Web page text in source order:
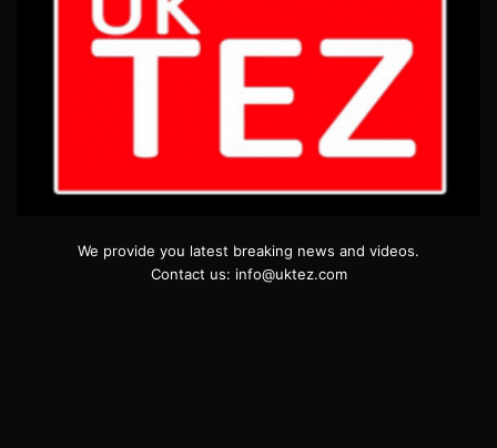
We provide you latest breaking news and videos.
Contact us: info@uktez.com